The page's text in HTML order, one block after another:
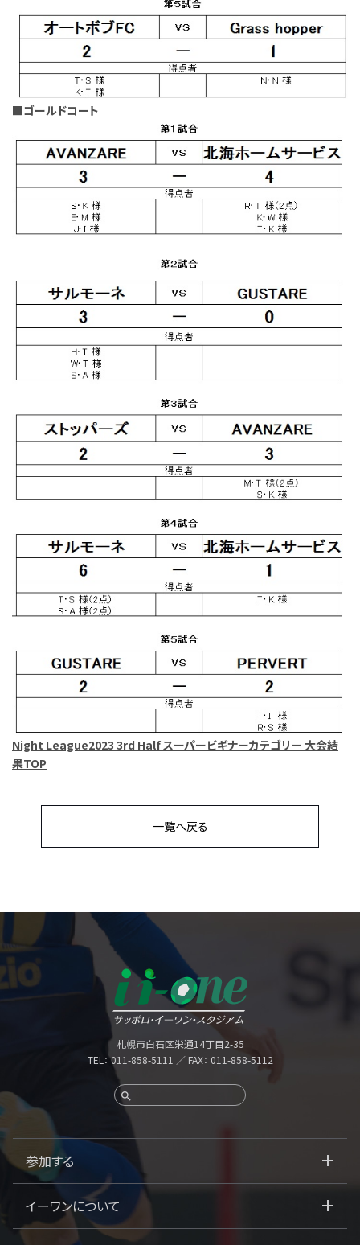
■ゴールドコート
Night League2023 3rd Half スーパービギナーカテゴリー 大会結
果TOP
一覧へ戻る
札幌市白石区栄通14丁目2-35
TEL：011-858-5111 ／ FAX： 011-858-5112
参加する
イーワンについて